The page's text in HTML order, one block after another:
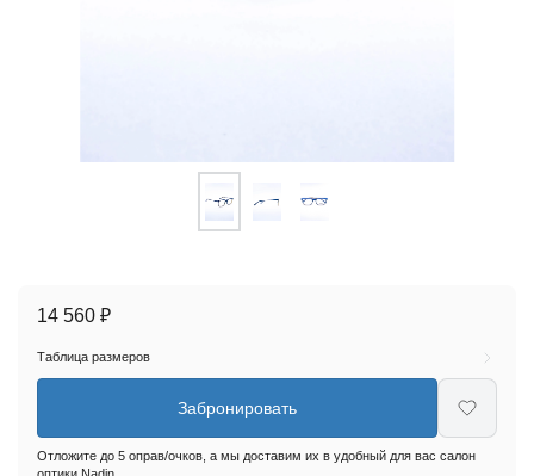
14 560 ₽
Таблица размеров
Забронировать
Отложите до 5 оправ/очков, а мы доставим их в удобный для вас салон